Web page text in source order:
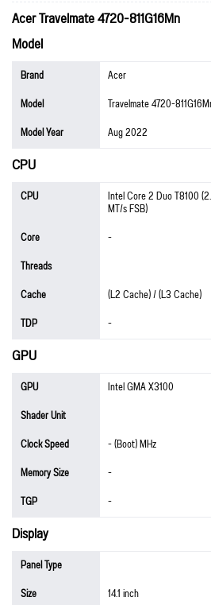
Acer Travelmate 4720-811G16Mn
Model
Brand
Acer
Model
Travelmate 4720-
Model Year
Aug 2022
CPU
CPU Intel Core 2 Duo T8100
MT/s FSB)
Core
-
Threads
Cache
(L2 Cache) / (L3 Cache)
TDP
-
GPU
GPU
Intel GMA X3100
Shader Unit
Clock Speed
- (Boot) MHz
Memory Size
-
TGP
-
Display
Panel Type
Size
14.1 inch